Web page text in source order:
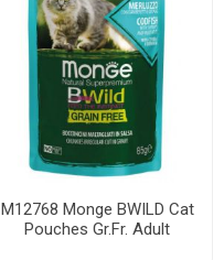
M12768 Monge BWILD Cat
Pouches Gr.Fr. Adult